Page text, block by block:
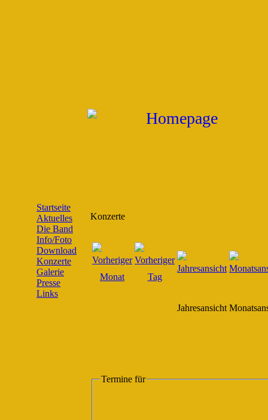
Startseite
Aktuelles
Die Band
Info/Foto
Download
Konzerte
Galerie
Presse
Links
Konzerte
Jahresansicht
Termine für